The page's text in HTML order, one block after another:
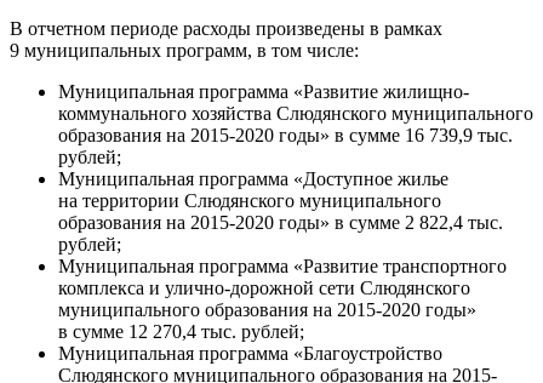
В отчетном периоде расходы произведены в рамках
9 муниципальных программ, в том числе:
Муниципальная программа «Развитие жилищно-
коммунального хозяйства Слюдянского муниципального
образования на 2015-2020 годы» в сумме 16 739,9 тыс.
рублей;
Муниципальная программа «Доступное жилье
на территории Слюдянского муниципального
образования на 2015-2020 годы» в сумме 2 822,4 тыс.
рублей;
Муниципальная программа «Развитие транспортного
комплекса и улично-дорожной сети Слюдянского
муниципального образования на 2015-2020 годы»
в сумме 12 270,4 тыс. рублей;
Муниципальная программа «Благоустройство
Слюдянского муниципального образования на 2015-